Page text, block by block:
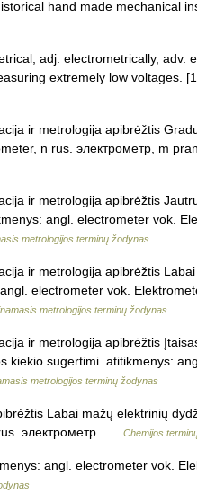
hand made mechanical
adj. electrometrically, adv.
extremely low voltages.
ir metrologija apibrėžtis
n rus. электрометр, m
ir metrologija apibrėžtis
angl. electrometer vok.
metrologijos terminų žodynas
ir metrologija apibrėžtis
electrometer vok.
metrologijos terminų žodynas
ir metrologija apibrėžtis
kiekio sugertimi. atitikmenys:
metrologijos terminų žodynas
Labai mažų elektrinių
электрометр …
Chemijos
angl. electrometer vok.